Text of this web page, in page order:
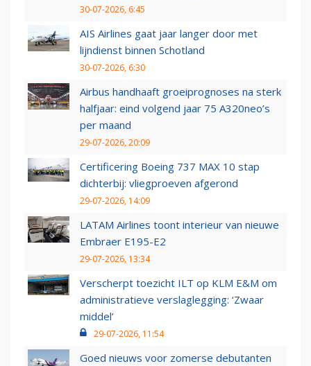
30-07-2026, 6:45
AIS Airlines gaat jaar langer door met
lijndienst binnen Schotland
30-07-2026, 6:30
Airbus handhaaft groeiprognoses na sterk
halfjaar: eind volgend jaar 75 A320neo’s
per maand
29-07-2026, 20:09
Certificering Boeing 737 MAX 10 stap
dichterbij: vliegproeven afgerond
29-07-2026, 14:09
LATAM Airlines toont interieur van nieuwe
Embraer E195-E2
29-07-2026, 13:34
Verscherpt toezicht ILT op KLM E&M om
administratieve verslaglegging: ‘Zwaar
middel’
29-07-2026, 11:54
Goed nieuws voor zomerse debutanten